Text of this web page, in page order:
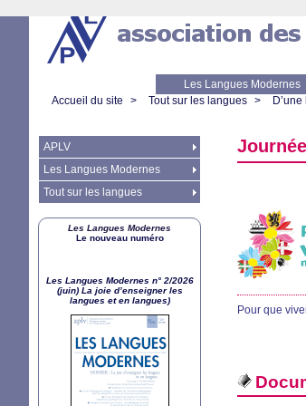
Les Langues Modernes
Accueil du site > Tout sur les langues >
Pour que
APLV
Les Langues Modernes
Tout sur les langues
Les Langues Modernes
Le nouveau numéro
Les Langues Modernes n° 2/2026
(juin) La joie d’enseigner les
langues et en langues)